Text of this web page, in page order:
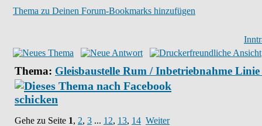
Thema zu Deinen Forum-Bookmarks hinzufügen
Thema: Gleisbaustelle Rum / Inbetriebnahme
Gehe zu Seite 1, 2, 3 ... 12, 13, 14 Weiter